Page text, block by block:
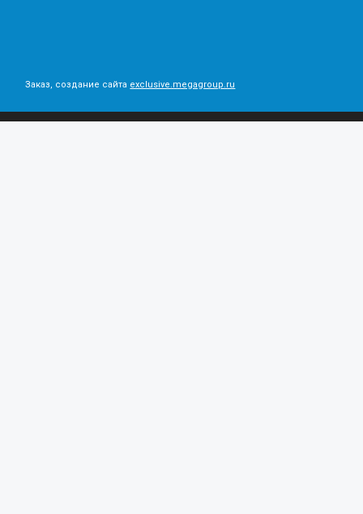
Заказ, создание сайта exclusive.megagroup.ru